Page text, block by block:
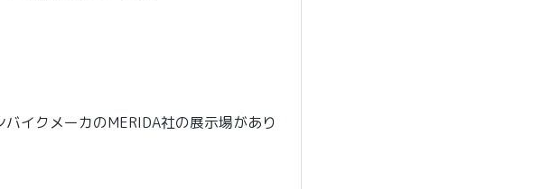
イクメーカのMERIDA社の展示場があり